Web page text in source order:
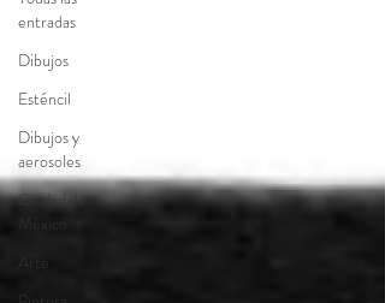
entradas
Dibujos
Esténcil
Dibujos y
aerosoles
Ciudad de
México